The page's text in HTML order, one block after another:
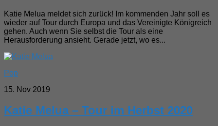
Katie Melua meldet sich zurück! Im kommenden Jahr soll es
wieder auf Tour durch Europa und das Vereinigte Königreich
gehen. Auch wenn Sie selbst die Tour als eine
Herausforderung ansieht. Gerade jetzt, wo es...
Pop
15. Nov 2019
Katie Melua – Tour im Herbst 2020